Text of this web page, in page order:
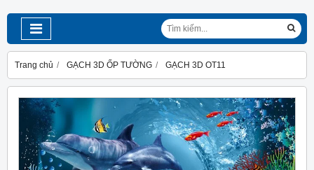
Trang chủ GẠCH 3D ỐP TƯỜNG GẠCH 3D OT11